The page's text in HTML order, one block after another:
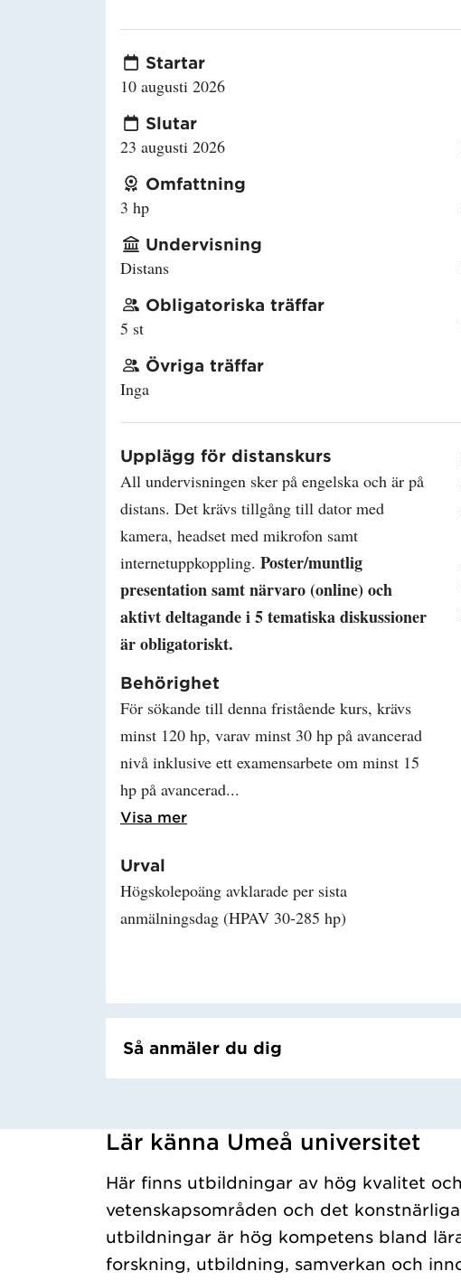
Startar
10 augusti 2026
Slutar
23 augusti 2026
Omfattning
3 hp
Undervisning
Distans
Obligatoriska träffar
5 st
Övriga träffar
Inga
Upplägg för distanskurs
All undervisningen sker på engelska och är på
distans. Det krävs tillgång till dator med
kamera, headset med mikrofon samt
internetuppkoppling. Poster/muntlig
presentation samt närvaro (online) och
aktivt deltagande i 5 tematiska diskussioner
är obligatoriskt.
Behörighet
För sökande till denna fristående kurs, krävs
minst 120 hp, varav minst 30 hp på avancerad
nivå inklusive ett examensarbete om minst 15
hp på avancerad
Visa mer
Urval
Högskolepoäng avklarade per sista
anmälningsdag (HPAV 30-285 hp)
Så anmäler du dig
Har hämtat kursochkurspaket.
Lär känna Umeå universitet
Här finns utbildningar av hög kvalitet
vetenskapsområden och det
utbildningar är hög kompetens bland
forskning, utbildning, samverkan och